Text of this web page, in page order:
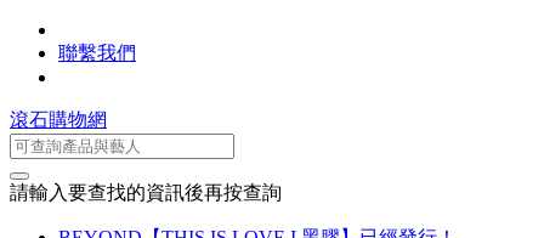
聯繫我們
滾石購物網
請輸入要查找的資訊後再按查詢